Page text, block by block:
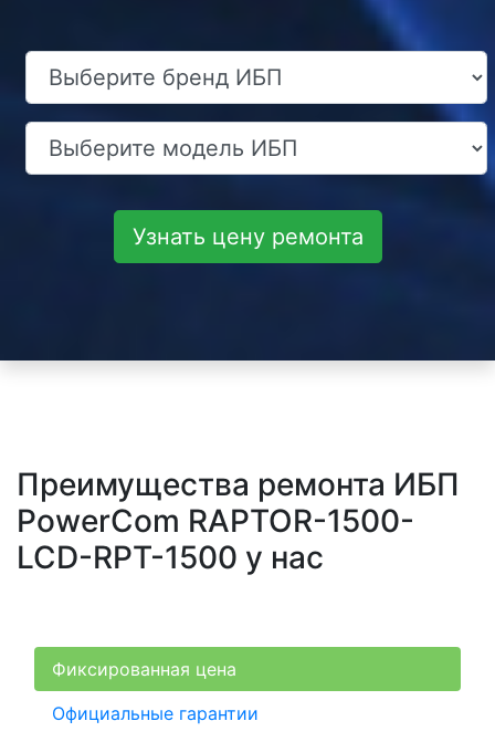
Узнать цену ремонта
Преимущества ремонта ИБП
PowerCom RAPTOR-1500-
LCD-RPT-1500 у нас
Фиксированная цена
Официальные гарантии